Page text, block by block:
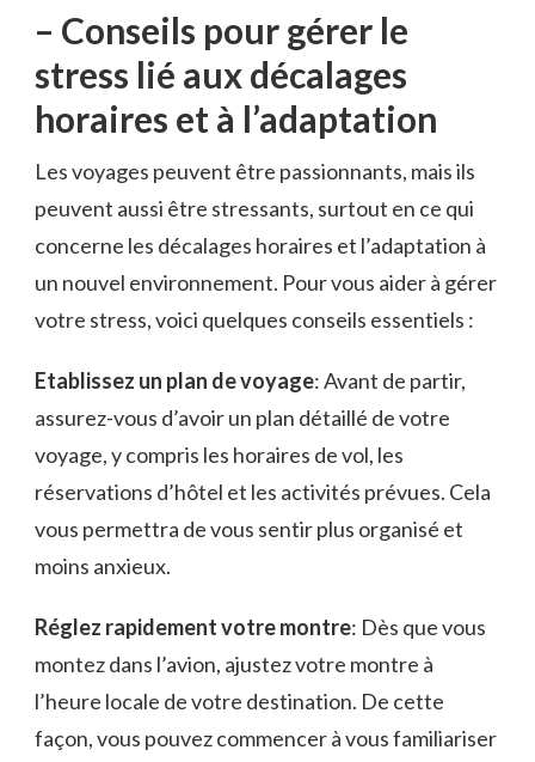
– ⁣Conseils pour gérer le⁢
stress lié⁣ aux décalages
⁢horaires et à l’adaptation
Les voyages peuvent être passionnants, mais ils
⁣peuvent aussi ‌être stressants, surtout en ce ⁢qui
concerne les décalages horaires et ‌l’adaptation à
⁤un nouvel environnement. Pour ⁤vous aider à ⁤gérer
votre‌ stress, ​voici⁣ quelques conseils essentiels :
Etablissez ⁢un plan⁤ de‌ voyage: ⁢Avant de partir,
assurez-vous d’avoir ⁢un plan détaillé de votre
voyage, y ⁤compris les horaires de vol, les
‌réservations d’hôtel ‌et​ les activités prévues. Cela
vous permettra de vous ⁢sentir plus organisé‌ et
moins anxieux.
Réglez rapidement votre montre: ​Dès que‍ vous
montez dans‌ l’avion, ajustez votre montre à‌
l’heure locale de votre​ destination. De ​cette
façon, vous pouvez commencer à vous familiariser